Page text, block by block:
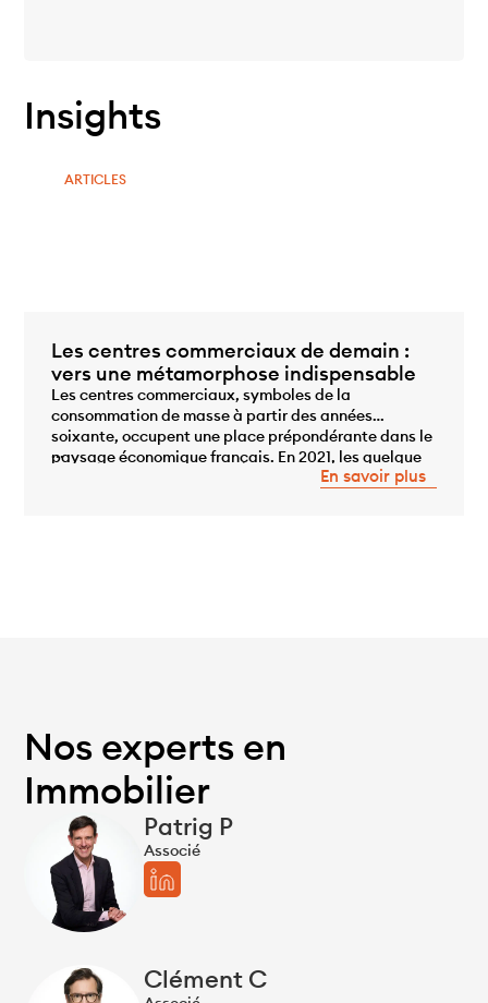
Insights
ARTICLES
Les centres commerciaux de demain :
vers une métamorphose indispensable
Les centres commerciaux, symboles de la
consommation de masse à partir des années
soixante, occupent une place prépondérante dans le
paysage économique français. En 2021, les quelque
800 centres commerciaux répartis sur le territoire
...
En savoir plus
Nos experts en
Immobilier
Patrig P
Associé
Clément C